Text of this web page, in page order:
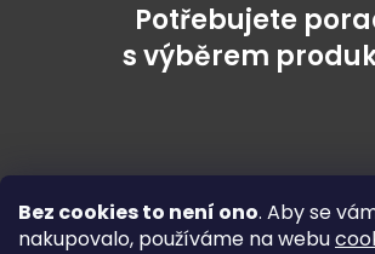
Bez cookies to není ono. Aby se
nakupovalo, používáme na webu
Potřebujete
s výběrem